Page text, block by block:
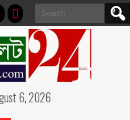
Search
for:
6, 2026